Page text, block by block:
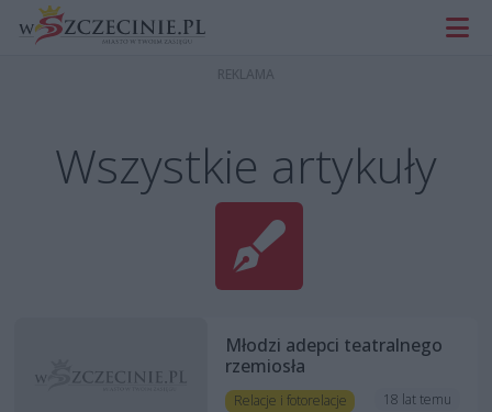
Wszystkie artykuły
Młodzi adepci teatralnego
rzemiosła
Relacje i fotorelacje 18 lat temu